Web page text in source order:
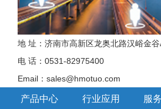
地 址：济南市高新区龙奥北路汉峪金
电 话：0531-82975400
Email：sales@hmotuo.com
产品中心 行业应用 服